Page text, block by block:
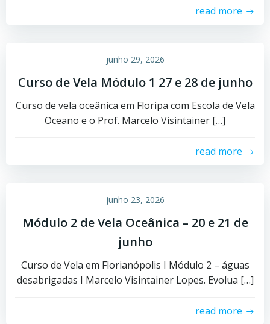
read more
junho 29, 2026
Curso de Vela Módulo 1 27 e 28 de junho
Curso de vela oceânica em Floripa com Escola de Vela
Oceano e o Prof. Marcelo Visintainer […]
read more
junho 23, 2026
Módulo 2 de Vela Oceânica – 20 e 21 de
junho
Curso de Vela em Florianópolis I Módulo 2 – águas
desabrigadas I Marcelo Visintainer Lopes. Evolua […]
read more